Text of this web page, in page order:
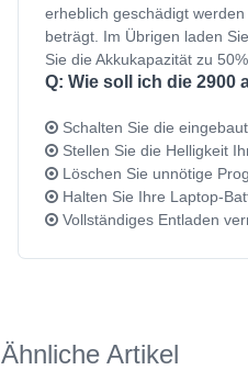
erheblich geschädigt
beträgt. Im Übrigen laden
Sie die Akkukapazität zu
Q: Wie soll ich die 2900
Schalten Sie die
Stellen Sie die Helligkeit
Löschen Sie unnötige
Halten Sie Ihre Laptop-
Vollständiges Entladen
Ähnliche Artikel